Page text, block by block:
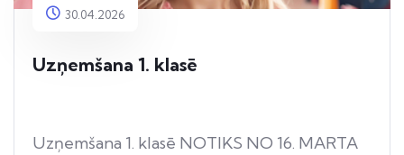
30.04.2026
Uzņemšana 1. klasē
Uzņemšana 1. klasē NOTIKS NO 16. MARTA